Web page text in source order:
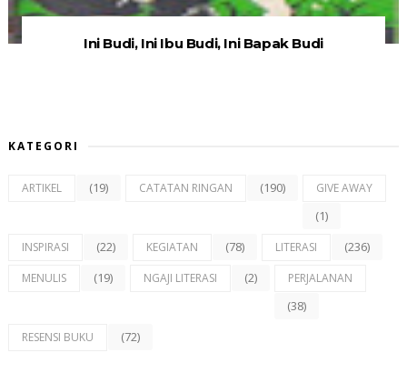
Ini Budi, Ini Ibu Budi, Ini Bapak Budi
KATEGORI
ARTIKEL (19) CATATAN RINGAN (190) GIVE AWAY
(1)
INSPIRASI (22) KEGIATAN (78) LITERASI (236)
MENULIS (19) NGAJI LITERASI (2) PERJALANAN
(38)
RESENSI BUKU (72)